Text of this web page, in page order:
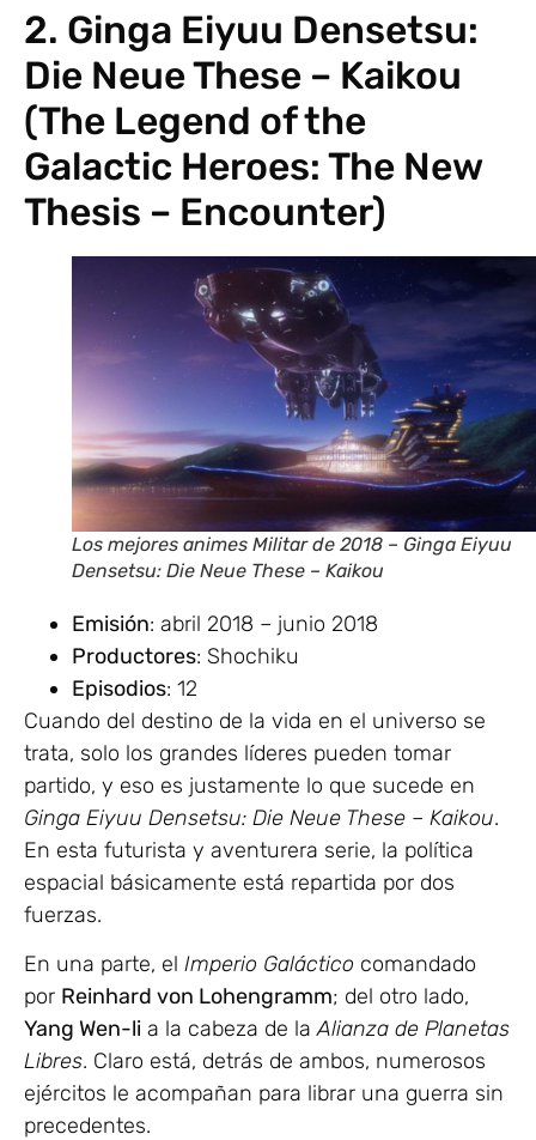
2. Ginga Eiyuu Densetsu:
Die Neue These – Kaikou
(The Legend of the
Galactic Heroes: The New
Thesis – Encounter)
Los mejores animes Militar de 2018 – Ginga Eiyuu
Densetsu: Die Neue These – Kaikou
Emisión: abril 2018 – junio 2018
Productores: Shochiku
Episodios: 12
Cuando del destino de la vida en el universo se
trata, solo los grandes líderes pueden tomar
partido, y eso es justamente lo que sucede en
Ginga Eiyuu Densetsu: Die Neue These – Kaikou.
En esta futurista y aventurera serie, la política
espacial básicamente está repartida por dos
fuerzas.
En una parte, el Imperio Galáctico comandado
por Reinhard von Lohengramm; del otro lado,
Yang Wen-li a la cabeza de laAlianza de Planetas
Libres. Claro está, detrás de ambos, numerosos
ejércitos le acompañan para librar una guerra sin
precedentes.